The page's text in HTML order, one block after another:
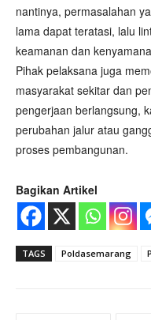
nantinya, permasalahan
lama dapat teratasi, lalu
keamanan dan
Pihak pelaksana juga
masyarakat sekitar dan
pengerjaan berlangsung,
perubahan jalur atau
proses pembangunan.
Bagikan Artikel
TAGS Poldasemarang